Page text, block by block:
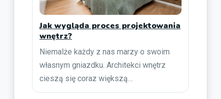
Jak wygląda proces projektowania
wnętrz?
Niemalże każdy z nas marzy o swoim
własnym gniazdku. Architekci wnętrz
cieszą się coraz większą…